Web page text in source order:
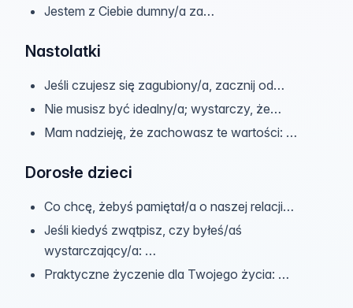
Jestem z Ciebie dumny/a za…
Nastolatki
Jeśli czujesz się zagubiony/a, zacznij od…
Nie musisz być idealny/a; wystarczy, że…
Mam nadzieję, że zachowasz te wartości: …
Dorosłe dzieci
Co chcę, żebyś pamiętał/a o naszej relacji…
Jeśli kiedyś zwątpisz, czy byłeś/aś
wystarczający/a: …
Praktyczne życzenie dla Twojego życia: …